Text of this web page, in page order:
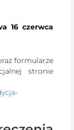
16 czerwca
formularze
stronie